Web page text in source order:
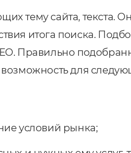
тему сайта, текста.
итога поиска.
Правильно
для
условий рынка;